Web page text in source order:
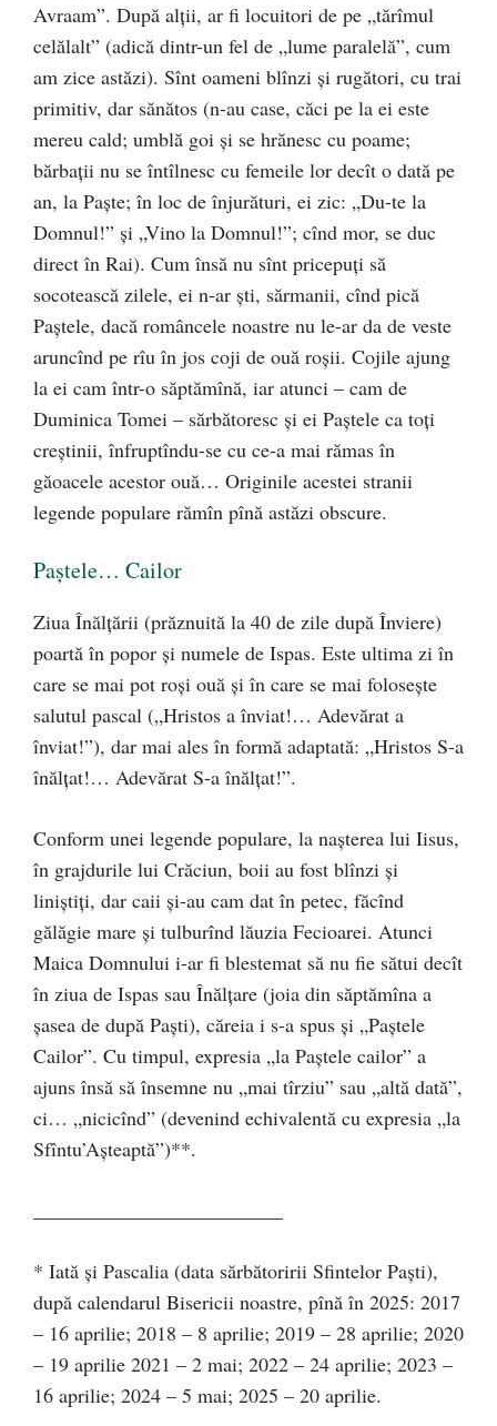
Avraam”. După alţii, ar fi locuitori de pe „tărîmul
celălalt” (adică dintr-un fel de „lume paralelă”, cum
am zice astăzi). Sînt oameni blînzi şi rugători, cu trai
primitiv, dar sănătos (n-au case, căci pe la ei este
mereu cald; umblă goi şi se hrănesc cu poame;
bărbaţii nu se întîlnesc cu femeile lor decît o dată pe
an, la Paşte; în loc de înjurături, ei zic: „Du-te la
Domnul!” şi „Vino la Domnul!”; cînd mor, se duc
direct în Rai). Cum însă nu sînt pricepuţi să
socotească zilele, ei n-ar şti, sărmanii, cînd pică
Paştele, dacă româncele noastre nu le-ar da de veste
aruncînd pe rîu în jos coji de ouă roşii. Cojile ajung
la ei cam într-o săptămînă, iar atunci – cam de
Duminica Tomei – sărbătoresc şi ei Paştele ca toţi
creştinii, înfruptîndu-se cu ce-a mai rămas în
găoacele acestor ouă… Originile acestei stranii
legende populare rămîn pînă astăzi obscure.
Paştele… Cailor
Ziua Înălţării (prăznuită la 40 de zile după Înviere)
poartă în popor şi numele de Ispas. Este ultima zi în
care se mai pot roşi ouă şi în care se mai foloseşte
salutul pascal („Hristos a înviat!… Adevărat a
înviat!”), dar mai ales în formă adaptată: „Hristos S-a
înălţat!… Adevărat S-a înălţat!”.
Conform unei legende populare, la naşterea lui Iisus,
în grajdurile lui Crăciun, boii au fost blînzi şi
liniştiţi, dar caii şi-au cam dat în petec, făcînd
gălăgie mare şi tulburînd lăuzia Fecioarei. Atunci
Maica Domnului i-ar fi blestemat să nu fie sătui decît
în ziua de Ispas sau Înălţare (joia din săptămîna a
şasea de după Paşti), căreia i s-a spus şi „Paştele
Cailor”. Cu timpul, expresia „la Paştele cailor” a
ajuns însă să însemne nu „mai tîrziu” sau „altă dată”,
ci… „nicicînd” (devenind echivalentă cu expresia „la
Sfîntu’Aşteaptă”)**.
* Iată şi Pascalia (data sărbătoririi Sfintelor Paşti),
după calendarul Bisericii noastre, pînă în 2025: 2017
– 16 aprilie; 2018 – 8 aprilie; 2019 – 28 aprilie; 2020
– 19 aprilie 2021 – 2 mai; 2022 – 24 aprilie; 2023 –
16 aprilie; 2024 – 5 mai; 2025 – 20 aprilie.